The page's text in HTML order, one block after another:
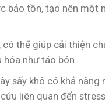
bảo tồn, tạo nên một
thể giúp cải thiện
hóa như táo bón.
sấy khô có khả năng
liên quan đến